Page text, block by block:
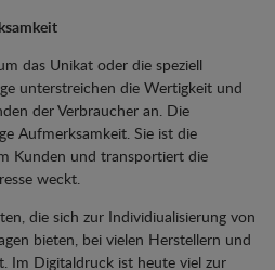
das Unikat oder die speziell
unterstreichen die Wertigkeit und
der Verbraucher an. Die
Aufmerksamkeit. Sie ist die
Kunden und transportiert die
weckt.
die sich zur Individiualisierung von
bieten, bei vielen Herstellern und
Im Digitaldruck ist heute viel zur